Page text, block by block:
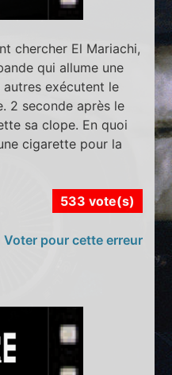
chercher El Mariachi,
qui allume une
exécutent le
2 seconde après le
sa clope. En quoi
cigarette pour la
533 vote(s)
Voter pour cette erreur